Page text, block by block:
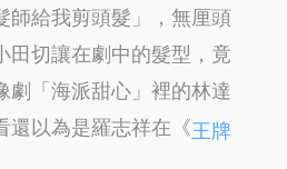
師給我剪頭髮」，無厘頭
田切讓在劇中的髮型，竟
劇「海派甜心」裡的林達
還以為是羅志祥在《王牌